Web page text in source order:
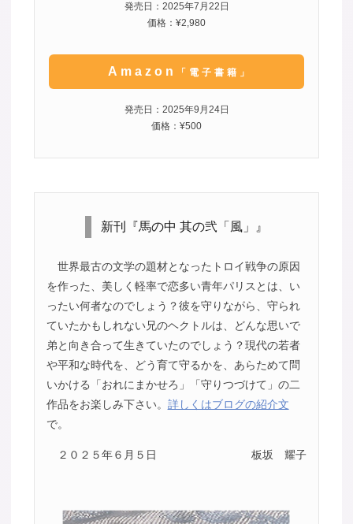
発売日：2025年7月22日
価格：¥2,980
Amazon 「電子書籍」
発売日：2025年9月24日
価格：¥500
新刊『馬の中 其の弐「風」』
世界最古の文学の題材となったトロイ戦争の原因
を作った、美しく軽率で恋多い青年パリスとは、い
ったい何者なのでしょう？彼を守りながら、守られ
ていたかもしれない兄のヘクトルは、どんな思いで
弟と向き合って生きていたのでしょう？現代の若者
や平和な時代を、どう育て守るかを、あらためて問
いかける「おれにまかせろ」「守りつづけて」の二
作品をお楽しみ下さい。 詳しくはブログの紹介文
で。
２０２５年６月５日 板坂 耀子